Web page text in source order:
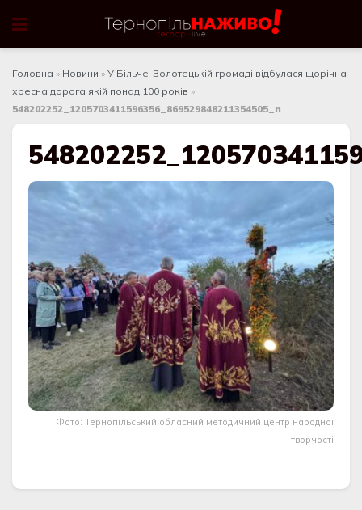
Головна » Новини » У Більче-Золотецькій громаді відбулася щорічна
хресна дорога якій понад 100 років »
548202252_1205703411596356_869529848211354505_n
Фото: Тернопільський обласний методичний центр народної
творчості